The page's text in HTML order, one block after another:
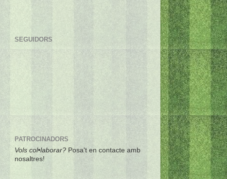
SEGUIDORS
PATROCINADORS
Vols col•laborar? Posa't en contacte amb
nosaltres!